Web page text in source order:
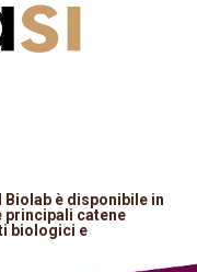
è disponibile in
principali catene
biologici e